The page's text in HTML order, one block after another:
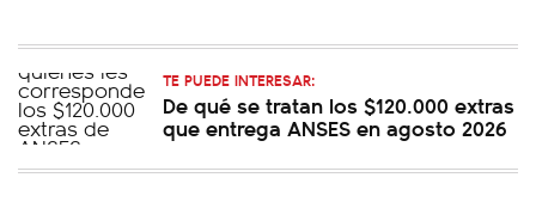
TE PUEDE INTERESAR:
De qué se tratan los $120.000 extras
que entrega ANSES en agosto 2026